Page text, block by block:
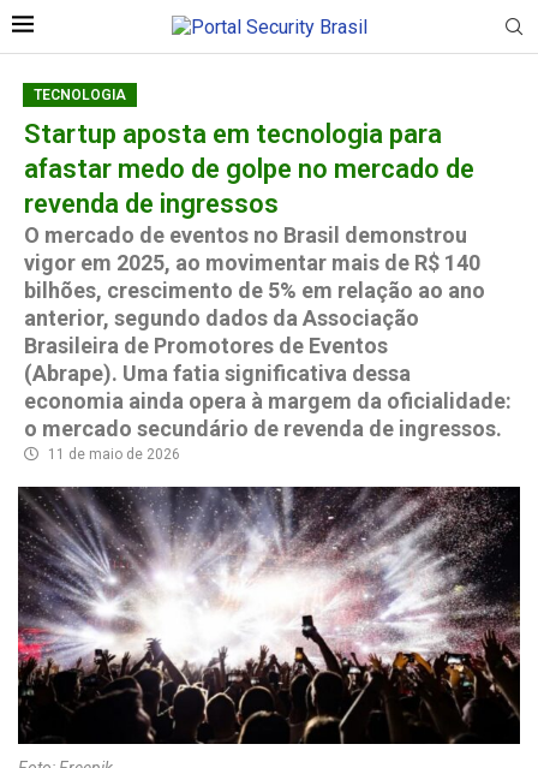
TECNOLOGIA
Startup aposta em tecnologia para
afastar medo de golpe no mercado de
revenda de ingressos
O mercado de eventos no Brasil demonstrou
vigor em 2025, ao movimentar mais de R$ 140
bilhões, crescimento de 5% em relação ao ano
anterior, segundo dados da Associação
Brasileira de Promotores de Eventos
(Abrape). Uma fatia significativa dessa
economia ainda opera à margem da oficialidade:
o mercado secundário de revenda de ingressos.
11 de maio de 2026